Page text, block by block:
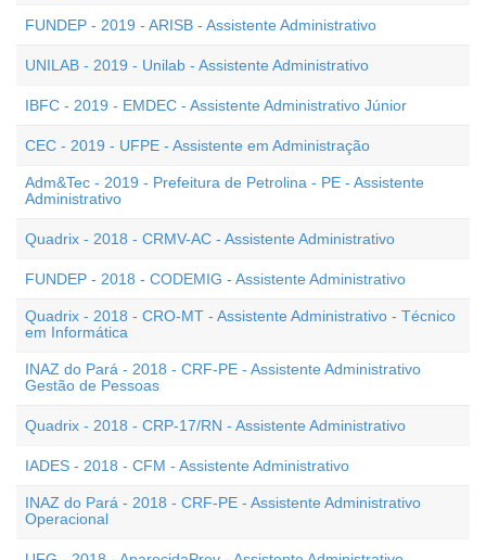
FUNDEP - 2019 - ARISB - Assistente Administrativo
UNILAB - 2019 - Unilab - Assistente Administrativo
IBFC - 2019 - EMDEC - Assistente Administrativo Júnior
CEC - 2019 - UFPE - Assistente em Administração
Adm&Tec - 2019 - Prefeitura de Petrolina - PE - Assistente
Administrativo
Quadrix - 2018 - CRMV-AC - Assistente Administrativo
FUNDEP - 2018 - CODEMIG - Assistente Administrativo
Quadrix - 2018 - CRO-MT - Assistente Administrativo - Técnico
em Informática
INAZ do Pará - 2018 - CRF-PE - Assistente Administrativo
Gestão de Pessoas
Quadrix - 2018 - CRP-17/RN - Assistente Administrativo
IADES - 2018 - CFM - Assistente Administrativo
INAZ do Pará - 2018 - CRF-PE - Assistente Administrativo
Operacional